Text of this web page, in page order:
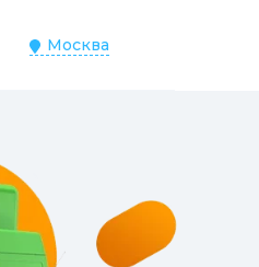
Москва